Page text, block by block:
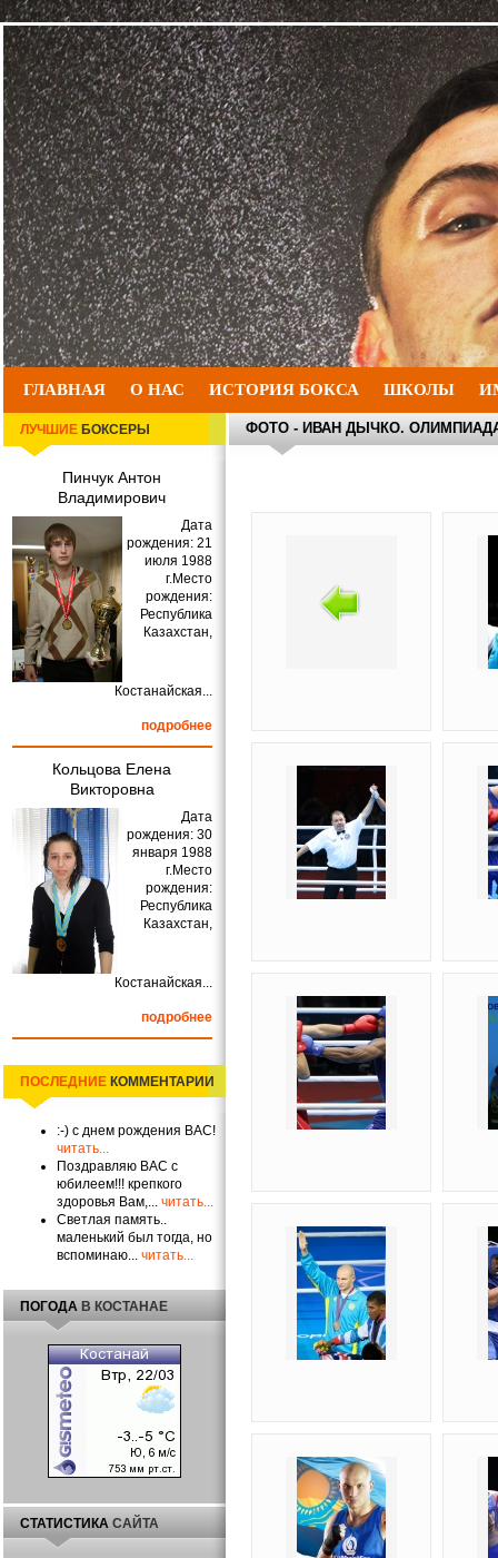
ГЛАВНАЯ О НАС ИСТОРИЯ БОКСА ШКОЛЫ
ФОТО - ИВАН ДЫЧКО. ОЛИМПИАДА
ЛУЧШИЕ БОКСЕРЫ
Пинчук Антон
Владимирович
Дата
рождения: 21
июля 1988
г.Место
рождения:
Республика
Казахстан,
Костанайская...
подробнее
Кольцова Елена
Викторовна
Дата
рождения: 30
января 1988
г.Место
рождения:
Республика
Казахстан,
Костанайская...
подробнее
ПОСЛЕДНИЕ КОММЕНТАРИИ
:-) с днем рождения ВАС!
читать...
Поздравляю ВАС с
юбилеем!!! крепкого
здоровья Вам,... читать...
Светлая память..
маленький был тогда, но
вспоминаю... читать...
ПОГОДА В КОСТАНАЕ
СТАТИСТИКА САЙТА